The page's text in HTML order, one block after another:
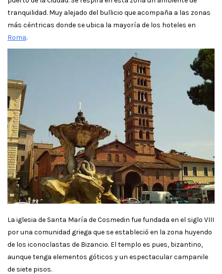
tranquilidad. Muy alejado del bullicio que acompaña a las zonas
más céntricas donde se ubica la mayoría de los hoteles en
Roma.
La iglesia de Santa María de Cosmedin fue fundada en el siglo VIII
por una comunidad griega que se estableció en la zona huyendo
de los iconoclastas de Bizancio. El templo es pues, bizantino,
aunque tenga elementos góticos y un espectacular campanile
de siete pisos.